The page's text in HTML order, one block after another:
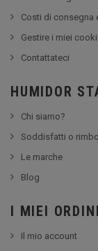
Costi di consegna
Gestire i miei
Contattateci
HUMIDOR
Chi siamo?
Soddisfatti o
Le marche
Blog
I MIEI ORDINI
Il mio account